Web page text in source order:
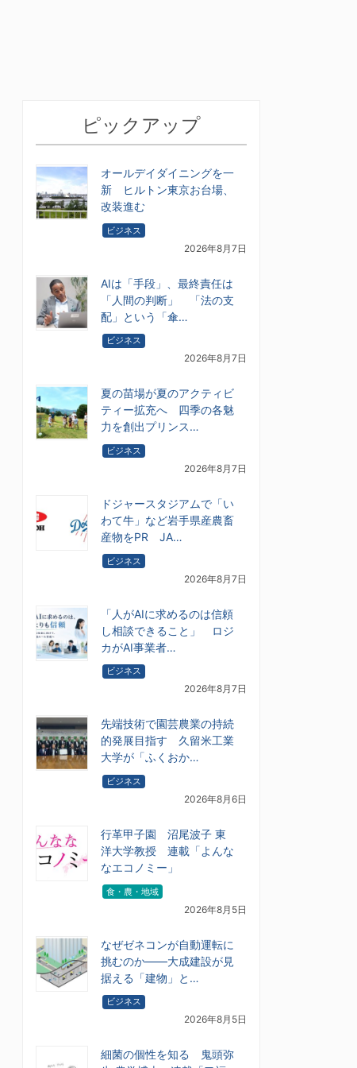
ピックアップ
オールデイダイニングを一
新 ヒルトン東京お台場、
改装進む
ビジネス
2026年8月7日
AIは「手段」、最終責任は
「人間の判断」 「法の支
配」という「傘…
ビジネス
2026年8月7日
夏の苗場が夏のアクティビ
ティー拡充へ 四季の各魅
力を創出プリンス…
ビジネス
2026年8月7日
ドジャースタジアムで「い
わて牛」など岩手県産農畜
産物をPR JA…
ビジネス
2026年8月7日
「人がAIに求めるのは信頼
し相談できること」 ロジ
カがAI事業者…
ビジネス
2026年8月7日
先端技術で園芸農業の持続
的発展目指す 久留米工業
大学が「ふくおか…
ビジネス
2026年8月6日
行革甲子園 沼尾波子 東
洋大学教授 連載「よんな
なエコノミー」
食・農・地域
2026年8月5日
なぜゼネコンが自動運転に
挑むのか――大成建設が見
据える「建物」と…
ビジネス
2026年8月5日
細菌の個性を知る 鬼頭弥